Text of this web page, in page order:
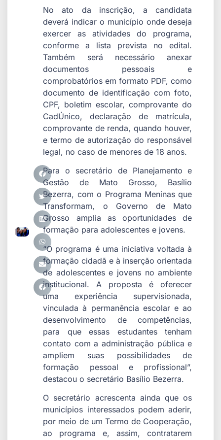
No ato da inscrição, a candidata
deverá indicar o município onde deseja
exercer as atividades do programa,
conforme a lista prevista no edital.
Também será necessário anexar
documentos pessoais e
comprobatórios em formato PDF, como
documento de identificação com foto,
CPF, boletim escolar, comprovante do
CadÚnico, declaração de matrícula,
comprovante de renda, quando houver,
e termo de autorização do responsável
legal, no caso de menores de 18 anos.
Para o secretário de Planejamento e
Gestão de Mato Grosso, Basílio
Bezerra, com o Programa Meninas que
Transformam, o Governo de Mato
Grosso amplia as oportunidades de
formação para adolescentes e jovens.
“O programa é uma iniciativa voltada à
formação cidadã e à inserção orientada
de adolescentes e jovens no ambiente
institucional. A proposta é oferecer
uma experiência supervisionada,
vinculada à permanência escolar e ao
desenvolvimento de competências,
para que essas estudantes tenham
contato com a administração pública e
ampliem suas possibilidades de
formação pessoal e profissional”,
destacou o secretário Basílio Bezerra.
O secretário acrescenta ainda que os
municípios interessados podem aderir,
por meio de um Termo de Cooperação,
ao programa e, assim, contratarem